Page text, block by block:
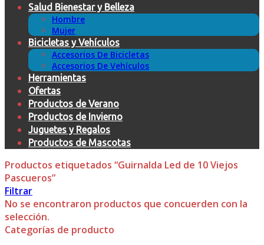
Salud Bienestar y Belleza
Hombre
Mujer
Bicicletas y Vehículos
Accesorios De Bicicletas
Accesorios De Vehículos
Herramientas
Ofertas
Productos de Verano
Productos de Invierno
Juguetes y Regalos
Productos de Mascotas
Productos etiquetados “Guirnalda Led de 10 Viejos
Pascueros”
Filtrar
No se encontraron productos que concuerden con la
selección.
Categorías de producto